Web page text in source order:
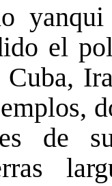
el
Cuba,
de